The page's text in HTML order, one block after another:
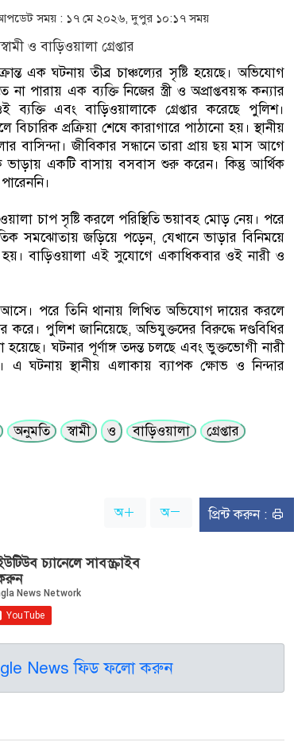
সময় : ১৭ মে ২০২৬, দুপুর ১০:১৭ সময়
এক ঘটনায় তীব্র চাঞ্চল্যের সৃষ্টি হয়েছে। অভিযোগ
পারায় এক ব্যক্তি নিজের স্ত্রী ও অপ্রাপ্তবয়স্ক কন্যার
এবং বাড়িওয়ালাকে গ্রেপ্তার করেছে পুলিশ।
প্রক্রিয়া শেষে কারাগারে পাঠানো হয়। স্থানীয়
বাসিন্দা। জীবিকার সন্ধানে তারা প্রায় ছয় মাস আগে
একটি বাসায় বসবাস শুরু করেন। কিন্তু আর্থিক
চাপ সৃষ্টি করলে পরিস্থিতি ভয়াবহ মোড় নেয়। পরে
সমঝোতায় জড়িয়ে পড়েন, যেখানে ভাড়ার বিনিময়ে
হয়। বাড়িওয়ালা এই সুযোগে একাধিকবার ওই নারী ও
পরে তিনি থানায় লিখিত অভিযোগ দায়ের করলে
পুলিশ জানিয়েছে, অভিযুক্তদের বিরুদ্ধে দণ্ডবিধির
ঘটনার পূর্ণাঙ্গ তদন্ত চলছে এবং ভুক্তভোগী নারী
এ ঘটনায় স্থানীয় এলাকায় ব্যাপক ক্ষোভ ও নিন্দার
অনুমতি স্বামী ও বাড়িওয়ালা গ্রেপ্তার
অ অ প্রিন্ট করুন :
চ্যানেলে সাবস্ক্রাইব
News ফিড ফলো করুন